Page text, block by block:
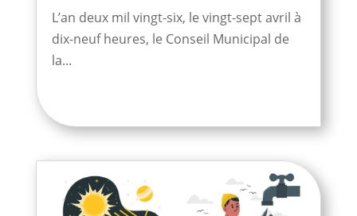
L’an deux mil vingt-six, le vingt-sept avril à
dix-neuf heures, le Conseil Municipal de
la...